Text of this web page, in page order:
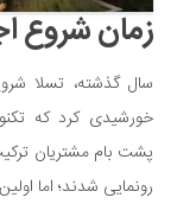
زمان شروع
سال گذشته، تسلا
خورشیدی کرد که
رونمایی شدند؛ اما اولین